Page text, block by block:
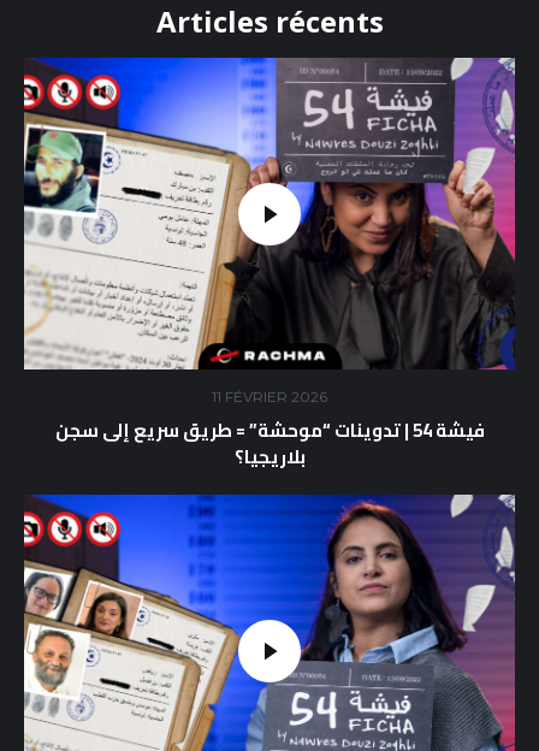
Articles récents
11 FÉVRIER 2026
فيشة 54 | تدوينات “موحشة” = طريق سريع إلى سجن
بلاريجيا؟